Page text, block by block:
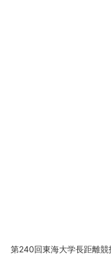
第240回東海大学長距離競